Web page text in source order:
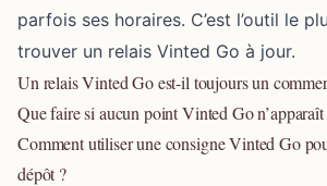
parfois ses horaires. C’est l’outil le
trouver un relais Vinted Go à jour.
Un relais Vinted Go est-il toujours un
Que faire si aucun point Vinted Go
Comment utiliser une consigne Vinted Go
dépôt ?